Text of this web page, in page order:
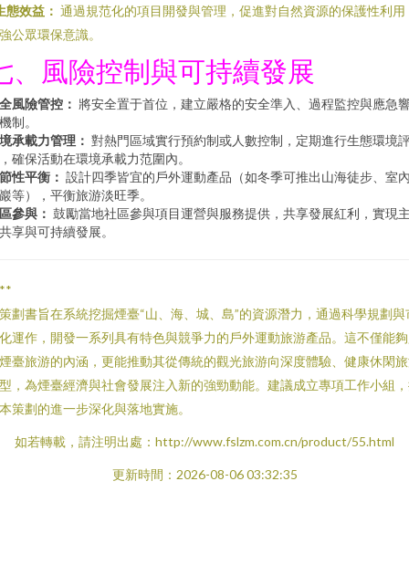
態效益： 通過規范化的項目開發與管理，促進對自然資源的保護性利用
公眾環保意識。
、風險控制與可持續發展
風險管控： 將安全置于首位，建立嚴格的安全準入、過程監控與應急
制。
承載力管理： 對熱門區域實行預約制或人數控制，定期進行生態環境
確保活動在環境承載力范圍內。
性平衡： 設計四季皆宜的戶外運動產品（如冬季可推出山海徒步、室
等），平衡旅游淡旺季。
參與： 鼓勵當地社區參與項目運營與服務提供，共享發展紅利，實現
享與可持續發展。
劃書旨在系統挖掘煙臺“山、海、城、島”的資源潛力，通過科學規劃與
運作，開發一系列具有特色與競爭力的戶外運動旅游產品。這不僅能
臺旅游的內涵，更能推動其從傳統的觀光旅游向深度體驗、健康休閑
，為煙臺經濟與社會發展注入新的強勁動能。建議成立專項工作小組
策劃的進一步深化與落地實施。
如若轉載，請注明出處：http://www.fslzm.com.cn/product/55.html
更新時間：2026-08-06 03:32:35